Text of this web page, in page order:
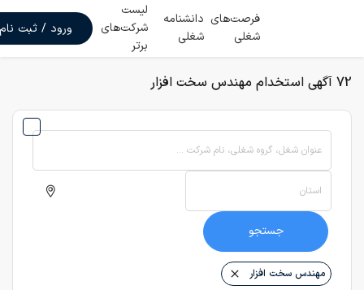
فرصت‌های
شغلی
دانشنامه
شغلی
لیست
شرکت‌های
برتر
ورود / ثبت نام
72 آگهی استخدام مهندس سخت افزار
عنوان شغل، گروه شغلی، نام شرکت ...
استان
جستجو
مهندس سخت افزار